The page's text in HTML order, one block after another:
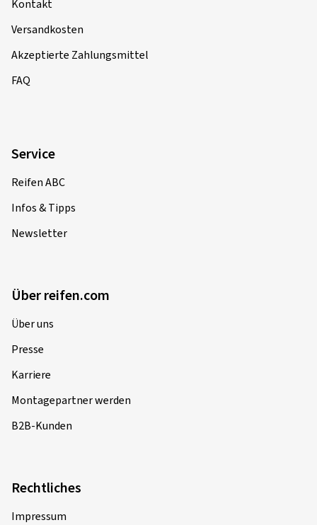
Farbe:
Kontakt
Versandkosten
Akzeptierte Zahlungsmittel
FAQ
Service
Reifen ABC
Infos & Tipps
Newsletter
Über reifen.com
Über uns
Presse
Karriere
Montagepartner werden
B2B-Kunden
Rechtliches
Impressum